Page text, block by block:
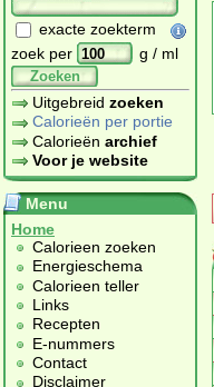
exacte zoekterm
zoek per
g / ml
Zoeken
Uitgebreid zoeken
Calorieën per portie
Calorieën archief
Voor je website
Menu
Home
Calorieen zoeken
Energieschema
Calorieen teller
Links
Recepten
E-nummers
Contact
Disclaimer